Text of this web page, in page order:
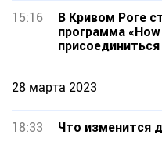
15:16
В Кривом Роге
программа
присоединиться
28 марта 2023
18:33 Что изменится